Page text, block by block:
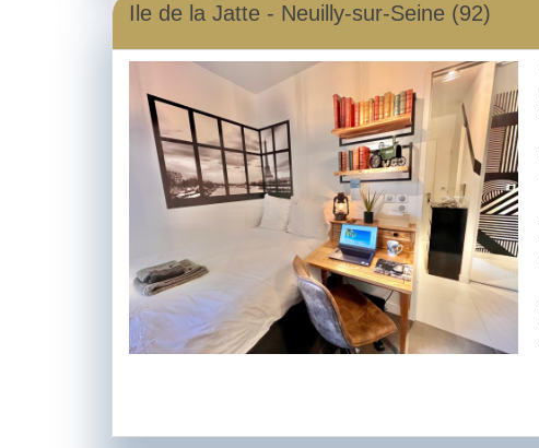
Ile de la Jatte - Neuilly-sur-Seine (92)